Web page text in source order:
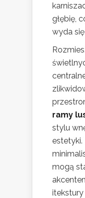
głębię,
wyda
ramy
stylu
estetyki.
mogą
itekstury